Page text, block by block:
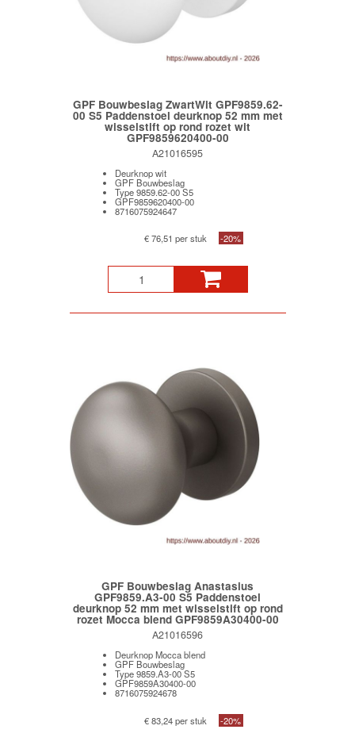
GPF Bouwbeslag ZwartWit GPF9859.62-
00 S5 Paddenstoel deurknop 52 mm met
wisselstift op rond rozet wit
GPF9859620400-00
A21016595
Deurknop wit
GPF Bouwbeslag
Type 9859.62-00 S5
GPF9859620400-00
8716075924647
€ 76,51 per stuk -20%
GPF Bouwbeslag Anastasius
GPF9859.A3-00 S5 Paddenstoel
deurknop 52 mm met wisselstift op rond
rozet Mocca blend GPF9859A30400-00
A21016596
Deurknop Mocca blend
GPF Bouwbeslag
Type 9859.A3-00 S5
GPF9859A30400-00
8716075924678
€ 83,24 per stuk -20%